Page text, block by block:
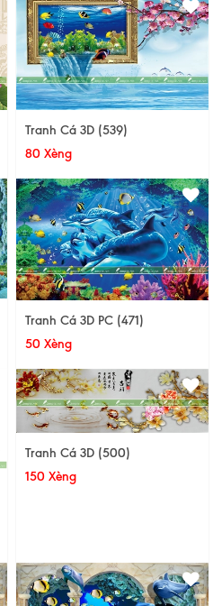
Tranh Cá 3D (539)
80 Xèng
Tranh Cá 3D PC (471)
50 Xèng
Tranh Cá 3D (500)
150 Xèng